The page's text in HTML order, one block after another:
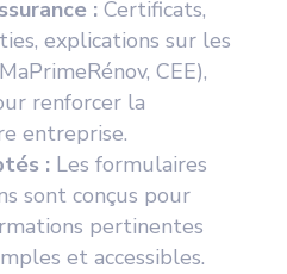
:Certificats,
explications sur les
CEE),
renforcer la
entreprise.
:Les formulaires
sont conçus pour
pertinentes
et accessibles.